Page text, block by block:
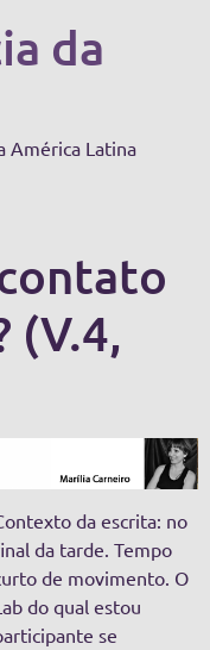
da
América Latina
(V.4,
da escrita: no
da tarde. Tempo
de movimento. O
do qual estou
se